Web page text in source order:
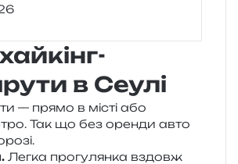
в Сеулі
— прямо в місті або
Так що без орен­ди авто
Легка про­гу­лян­ка вздовж